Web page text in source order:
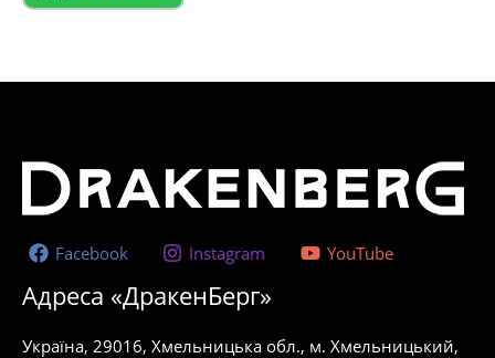
Facebook Instagram YouTube
Адреса «ДракенБерг»
Україна, 29016, Хмельницька обл., м. Хмельницький,